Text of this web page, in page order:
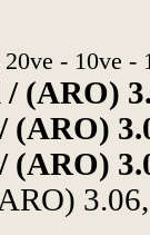
- 10ve -
(ARO)
(ARO)
(ARO)